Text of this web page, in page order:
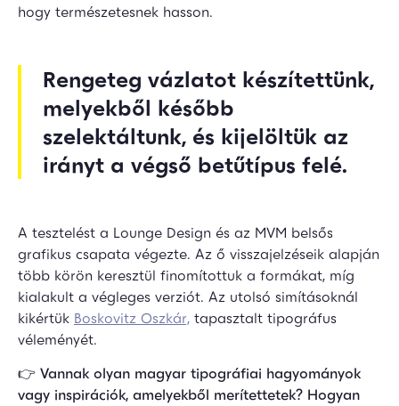
hogy természetesnek hasson.
Rengeteg vázlatot készítettünk,
melyekből később
szelektáltunk, és kijelöltük az
irányt a végső betűtípus felé.
A tesztelést a Lounge Design és az MVM belsős
grafikus csapata végezte. Az ő visszajelzéseik alapján
több körön keresztül finomítottuk a formákat, míg
kialakult a végleges verziót. Az utolsó simításoknál
kikértük Boskovitz Oszkár, tapasztalt tipográfus
véleményét.
👉 Vannak olyan magyar tipográfiai hagyományok
vagy inspirációk, amelyekből merítettetek? Hogyan